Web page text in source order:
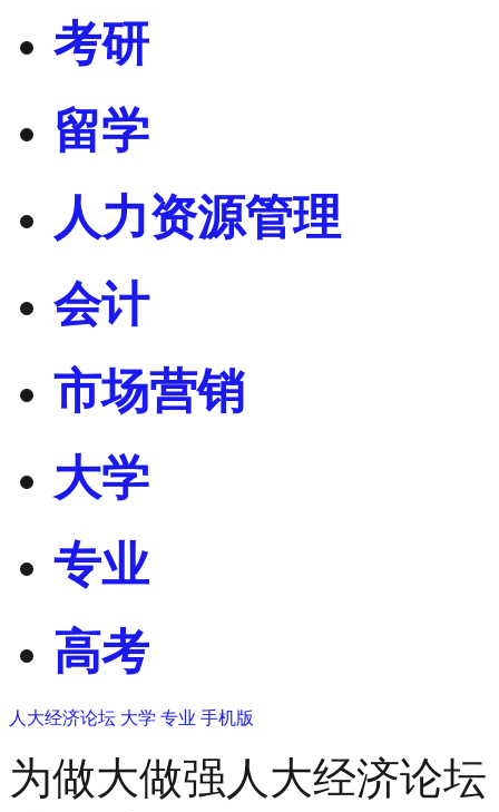
考研
留学
人力资源管理
会计
市场营销
大学
专业
高考
人大经济论坛 大学 专业 手机版
为做大做强人大经济论